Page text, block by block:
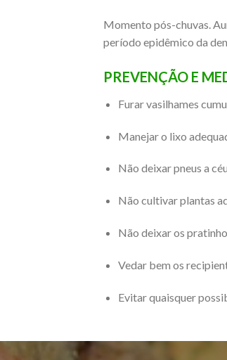
Momento pós-chuvas.
período epidêmico da
PREVENÇÃO E
Furar vasilhames
Manejar o lixo
Não deixar pneus a
Não cultivar plantas
Não deixar os
Vedar bem os
Evitar quaisquer